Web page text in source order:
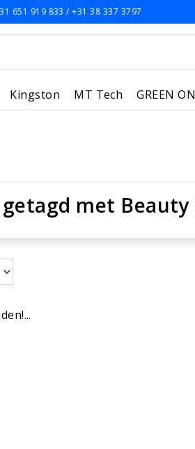
651 919 833 / +31 38 337 3797
Kingston MT Tech GREEN ON
met Beauty